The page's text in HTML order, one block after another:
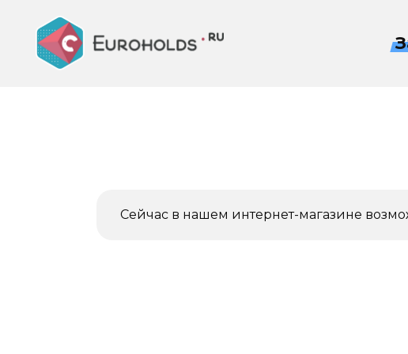
содержанию
Сейчас в нашем интернет-магазине